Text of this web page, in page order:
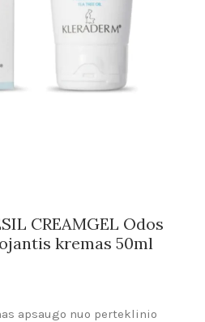
CREAMGEL Odos
kremas 50ml
apsaugo nuo perteklinio